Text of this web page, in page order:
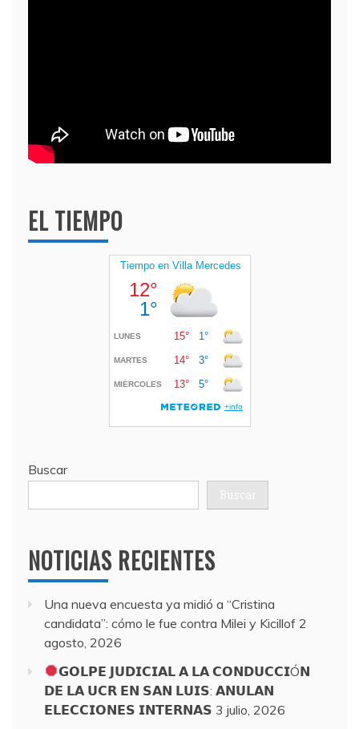
EL TIEMPO
Buscar
Buscar
NOTICIAS RECIENTES
Una nueva encuesta ya midió a “Cristina
candidata”: cómo le fue contra Milei y Kicillof 2
agosto, 2026
𝗚𝗢𝗟𝗣𝗘 𝗝𝗨𝗗𝗜𝗖𝗜𝗔𝗟 𝗔 𝗟𝗔 𝗖𝗢𝗡𝗗𝗨𝗖𝗖𝗜Ó𝗡
𝗗𝗘 𝗟𝗔 𝗨𝗖𝗥 𝗘𝗡 𝗦𝗔𝗡 𝗟𝗨𝗜𝗦: 𝗔𝗡𝗨𝗟𝗔𝗡
𝗘𝗟𝗘𝗖𝗖𝗜𝗢𝗡𝗘𝗦 𝗜𝗡𝗧𝗘𝗥𝗡𝗔𝗦 3 julio, 2026